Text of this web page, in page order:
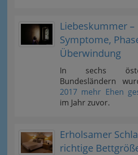
Liebeskummer –
Symptome,
Überwindung
In sechs
Bundesländern
2017 mehr Ehen
im Jahr zuvor.
Erholsamer
richtige